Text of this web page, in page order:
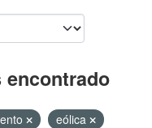
encontrado
eólica